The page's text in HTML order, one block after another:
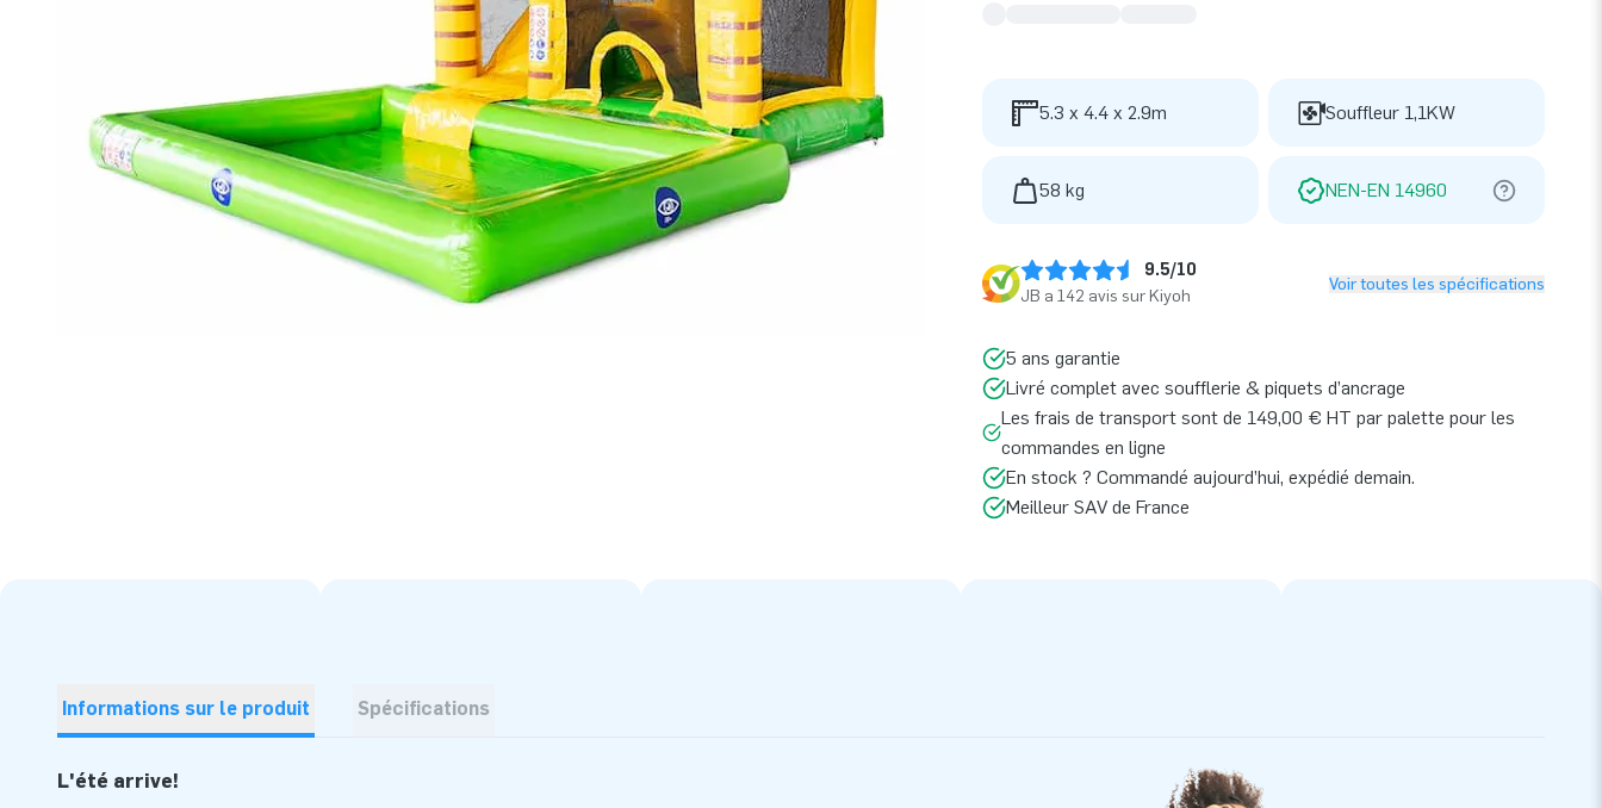
5.3 x 4.4 x 2.9m Souffleur 1,1KW
58 kg NEN-EN 14960
9.5/10
JB a 142 avis sur Kiyoh
Voir toutes les spécifications
5 ans garantie
Livré complet avec soufflerie & piquets d’ancrage
Les frais de transport sont de 149,00 € HT par palette pour les
commandes en ligne
En stock ? Commandé aujourd’hui, expédié demain.
Meilleur SAV de France
Informations sur le produit Spécifications
L'été arrive!